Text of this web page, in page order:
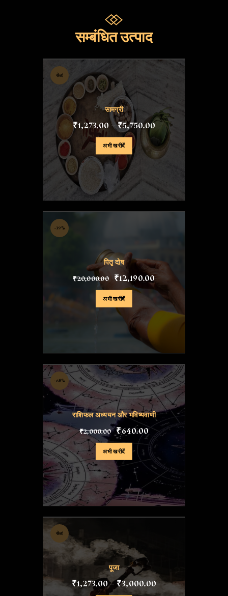
सम्बंधित उत्पाद
सेल!
सामग्री
₹1,273.00 –₹5,750.00
अभी खरीदें
-39%
पितृ दोष
₹20,000.00 ₹12,190.00
अभी खरीदें
-68%
राशिफल अध्ययन और भविष्यवाणी
₹2,000.00 ₹640.00
अभी खरीदें
सेल!
पूजा
₹1,273.00–₹3,000.00